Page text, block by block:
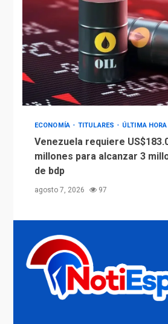
ECONOMÍA TITULARES ÚLTIMA HORA
Venezuela requiere
millones para alcanzar 3
de bdp
agosto 7, 2026 97